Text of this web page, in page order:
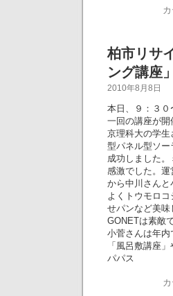
柏市リサ
ング講座
2010年8月8日
本日、９：３
一回の講座が
京理科大の学
型パネル型ソ
成功しました
感激でした。
から中川さん
よくトウモロ
せパンなど美
GONETは素敵で
小菅さんは年
「風呂敷講座
パパス